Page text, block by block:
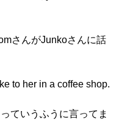
さんがJunkoさんに話
to her in a coffee shop.
ていうふうに言ってま